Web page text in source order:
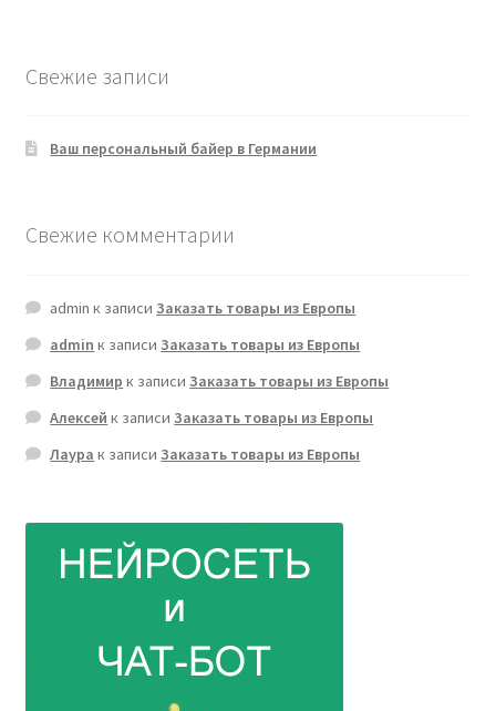
Свежие записи
Ваш персональный байер в Германии
Свежие комментарии
admin к записиЗаказать товары из Европы
admin к записиЗаказать товары из Европы
Владимир к записиЗаказать товары из Европы
Алексей к записиЗаказать товары из Европы
Лаура к записиЗаказать товары из Европы